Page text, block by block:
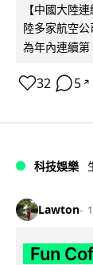
【中國大陸
陸多家航空
為年內連續第
32 5 ↗
科技娛樂
Lawton
Fun